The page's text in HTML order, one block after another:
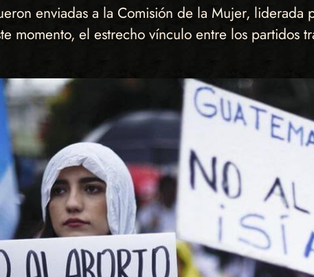
enviadas a la Comisión de la Mujer, liderada
momento, el estrecho vínculo entre los partidos